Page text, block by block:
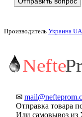
Производитель Украина UA